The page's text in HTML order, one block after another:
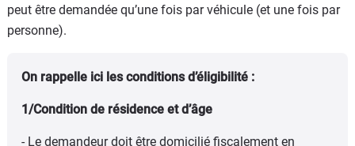
peut être demandée qu’une fois par véhicule (et une fois par
personne).
On rappelle ici les conditions d’éligibilité :
1/Condition de résidence et d’âge
- Le demandeur doit être domicilié fiscalement en